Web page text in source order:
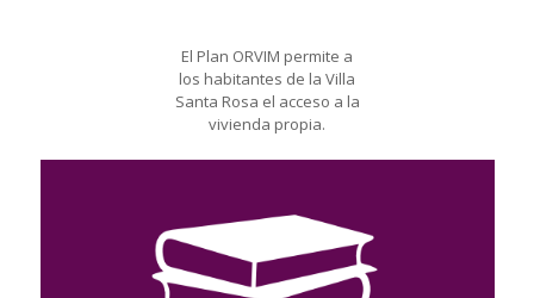
El Plan ORVIM permite a
los habitantes de la Villa
Santa Rosa el acceso a la
vivienda propia.